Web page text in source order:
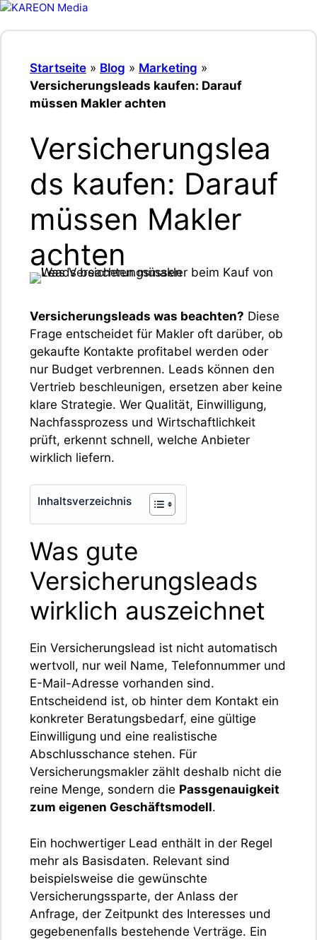
Zum
Menü
Startseite » Blog » Marketing »
Versicherungsleads kaufen: Darauf
müssen Makler achten
Versicherungslea
ds kaufen: Darauf
müssen Makler
achten
Versicherungsleads was beachten? Diese
Frage entscheidet für Makler oft darüber, ob
gekaufte Kontakte profitabel werden oder
nur Budget verbrennen. Leads können den
Vertrieb beschleunigen, ersetzen aber keine
klare Strategie. Wer Qualität, Einwilligung,
Nachfassprozess und Wirtschaftlichkeit
prüft, erkennt schnell, welche Anbieter
wirklich liefern.
Inhaltsverzeichnis
Was gute
Versicherungsleads
wirklich auszeichnet
Ein Versicherungslead ist nicht automatisch
wertvoll, nur weil Name, Telefonnummer und
E-Mail-Adresse vorhanden sind.
Entscheidend ist, ob hinter dem Kontakt ein
konkreter Beratungsbedarf, eine gültige
Einwilligung und eine realistische
Abschlusschance stehen. Für
Versicherungsmakler zählt deshalb nicht die
reine Menge, sondern die Passgenauigkeit
zum eigenen Geschäftsmodell.
Ein hochwertiger Lead enthält in der Regel
mehr als Basisdaten. Relevant sind
beispielsweise die gewünschte
Versicherungssparte, der Anlass der
Anfrage, der Zeitpunkt des Interesses und
gegebenenfalls bestehende Verträge. Ein